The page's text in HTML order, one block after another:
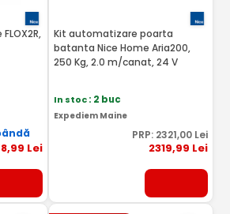
,99 Lei
Kit automatizare poarta
batanta Nice Home Aria200,
250 Kg, 2.0 m/canat, 24 V
In stoc: 2 buc
Expediem Maine
PRP: 2321,00 Lei
2319,99 Lei